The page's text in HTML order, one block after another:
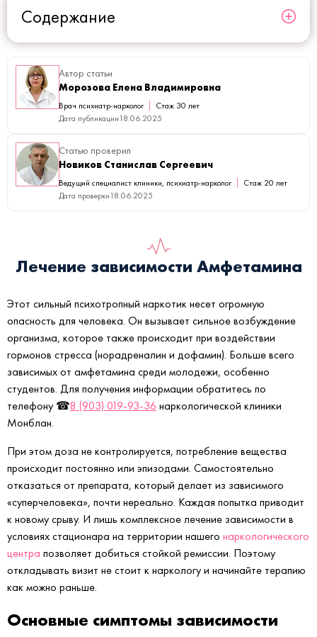
Содержание
Автор статьи
Морозова Елена Владимировна
Врач психиатр-нарколог
Стаж 30 лет
Дата публикации 18.06.2025
Статью проверил
Новиков Станислав Сергеевич
Ведущий специалист клиники, психиатр-нарколог
Стаж 20 лет
Дата проверки 18.06.2025
Лечение зависимости Амфетамина
Этот сильный психотропный наркотик несет огромную
опасность для человека. Он вызывает сильное возбуждение
организма, которое также происходит при воздействии
гормонов стресса (норадреналин и дофамин). Больше всего
зависимых от амфетамина среди молодежи, особенно
студентов. Для получения информации обратитесь по
телефону ☎8 (903) 019-93-36 наркологической клиники
Монблан.
При этом доза не контролируется, потребление вещества
происходит постоянно или эпизодами. Самостоятельно
отказаться от препарата, который делает из зависимого
«суперчеловека», почти нереально. Каждая попытка приводит
к новому срыву. И лишь комплексное лечение зависимости в
условиях стационара на территории нашего наркологического
центра позволяет добиться стойкой ремиссии. Поэтому
откладывать визит не стоит к наркологу и начинайте терапию
как можно раньше.
Основные симптомы зависимости